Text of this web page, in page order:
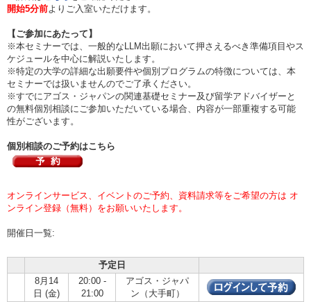
開始5分前よりご入室いただけます。
【ご参加にあたって】
※本セミナーでは、一般的なLLM出願において押さえるべき準備項目やス
ケジュールを中心に解説いたします。
※特定の大学の詳細な出願要件や個別プログラムの特徴については、本
セミナーでは扱いませんのでご了承ください。
※すでにアゴス・ジャパンの関連基礎セミナー及び留学アドバイザーと
の無料個別相談にご参加いただいている場合、内容が一部重複する可能
性がございます。
個別相談のご予約はこちら
オンラインサービス、イベントのご予約、資料請求等をご希望の方は オ
ンライン登録（無料）をお願いいたします。
開催日一覧:
予定日
8月14
日 (金)
20:00 -
21:00
アゴス・ジャパ
ン（大手町）